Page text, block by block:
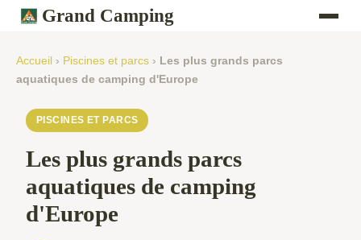
Grand Camping
Accueil › Piscines et parcs › Les plus grands parcs
aquatiques de camping d'Europe
PISCINES ET PARCS
Les plus grands parcs
aquatiques de camping
d'Europe